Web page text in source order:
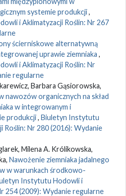
systemie produkcji,
i Aklimatyzacji Roślin: Nr 267
ścierniskowe alternatywną
uprawie ziemniaka ,
i Aklimatyzacji Roślin: Nr
regularne
Barbara Gąsiorowska,
nawozów organicznych na skład
w integrowanym i
produkcji, Biuletyn Instytutu
Roślin: Nr 280 (2016): Wydanie
Milena A. Królikowska,
Nawożenie ziemniaka jadalnego
w warunkach środkowo-
Instytutu Hodowli i
254 (2009): Wydanie regularne